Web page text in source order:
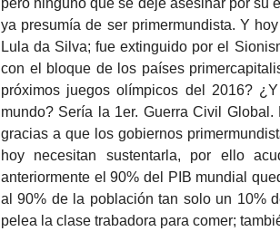
pero ninguno que se deje asesinar por su
ya presumía de ser primermundista. Y
Lula da Silva; fue extinguido por el
con el bloque de los países
próximos juegos olímpicos del 2016?
mundo? Sería la 1er. Guerra Civil
gracias a que los gobiernos
hoy necesitan sustentarla, por ello
anteriormente el 90% del PIB mundial
al 90% de la población tan solo un 10%
pelea la clase trabadora para comer;